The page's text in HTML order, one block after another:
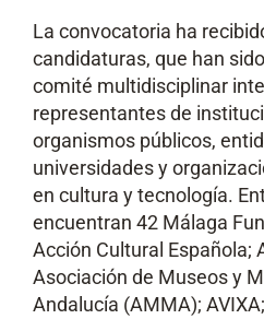
La convocatoria ha
candidaturas, que han
comité multidisciplinar
representantes de
organismos públicos,
universidades y
en cultura y tecnología.
encuentran 42 Málaga
Acción Cultural Española;
Asociación de Museos y
Andalucía (AMMA);